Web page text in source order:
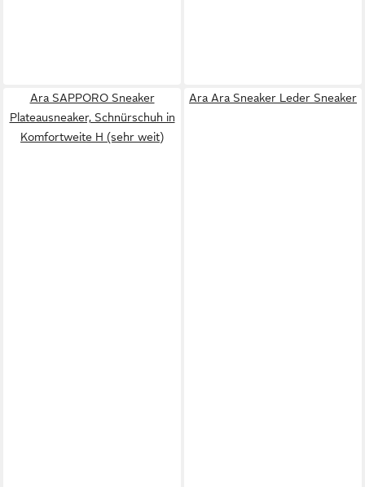
Ara SAPPORO Sneaker
Plateausneaker, Schnürschuh in
Komfortweite H (sehr weit)
Ara Ara Sneaker Leder Sneaker